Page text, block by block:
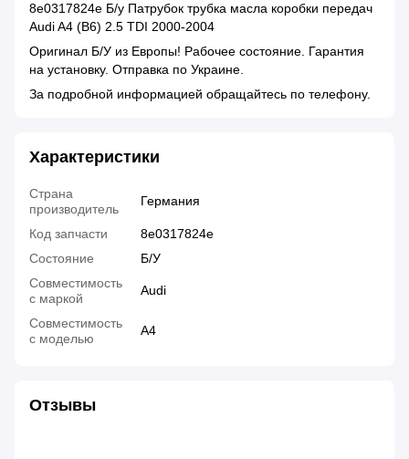
8e0317824e Б/у Патрубок трубка масла коробки передач
Audi A4 (B6) 2.5 TDI 2000-2004
Оригинал Б/У из Европы! Рабочее состояние. Гарантия
на установку. Отправка по Украине.
За подробной информацией обращайтесь по телефону.
Характеристики
Страна
производитель
Германия
Код запчасти
8e0317824e
Состояние
Б/У
Совместимость
с маркой
Audi
Совместимость
с моделью
A4
Отзывы